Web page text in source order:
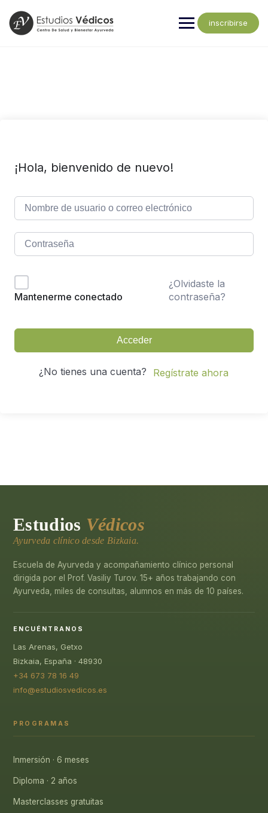
inscribirse
¡Hola, bienvenido de nuevo!
Mantenerme conectado
¿Olvidaste la
contraseña?
Acceder
¿No tienes una cuenta? Regístrate ahora
Estudios Védicos
Ayurveda clínico desde Bizkaia.
Escuela de Ayurveda y acompañamiento clínico personal
dirigida por el Prof. Vasiliy Turov. 15+ años trabajando con
Ayurveda, miles de consultas, alumnos en más de 10 países.
ENCUÉNTRANOS
Las Arenas, Getxo
Bizkaia, España · 48930
+34 673 78 16 49
info@estudiosvedicos.es
PROGRAMAS
Inmersión · 6 meses
Diploma · 2 años
Masterclasses gratuitas